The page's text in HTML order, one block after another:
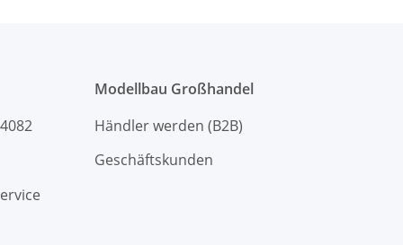
Modellbau Großhandel
Händler werden (B2B)
Geschäftskunden